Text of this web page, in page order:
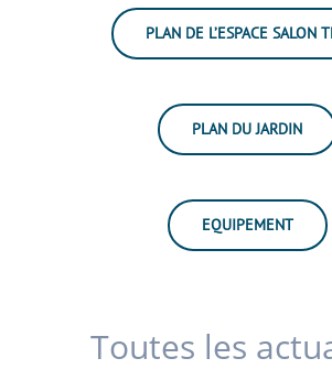
PLAN DE L’ESPACE SALON
PLAN DU JARDIN
EQUIPEMENT
Toutes les